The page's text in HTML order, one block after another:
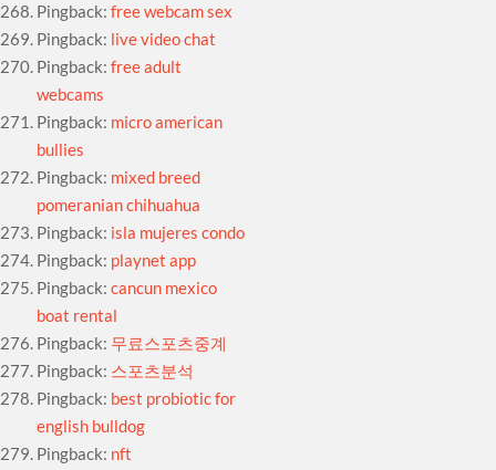
Pingback:free webcam sex
Pingback: live video chat
Pingback:free adult
webcams
Pingback: micro american
bullies
Pingback: mixed breed
pomeranian chihuahua
Pingback: isla mujeres condo
Pingback: playnet app
Pingback:cancun mexico
boat rental
Pingback: 무료스포츠중계
Pingback: 스포츠분석
Pingback: best probiotic for
english bulldog
Pingback: nft